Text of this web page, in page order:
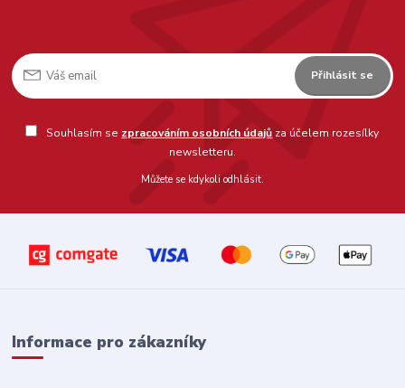
Přihlásit se
Souhlasím se zpracováním osobních údajů za účelem rozesílky
newsletteru.
Můžete se kdykoli odhlásit.
Informace pro zákazníky